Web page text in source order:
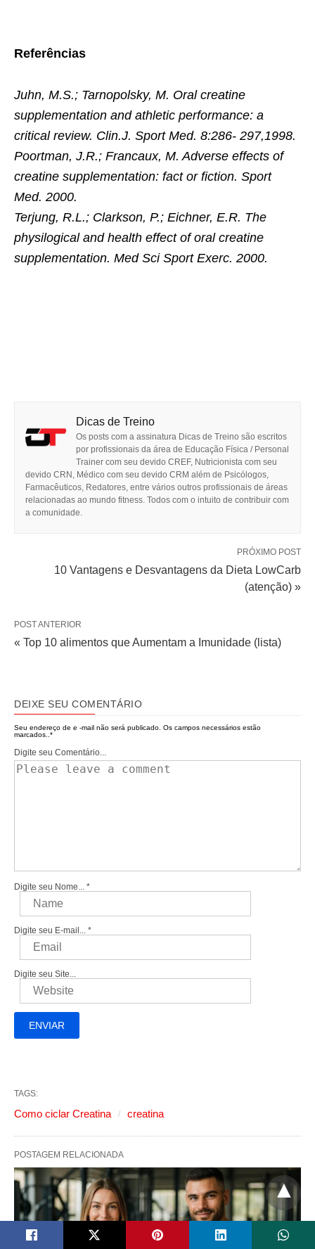
Referências
Juhn, M.S.; Tarnopolsky, M. Oral creatine
supplementation and athletic performance: a
critical review. Clin.J. Sport Med. 8:286- 297,1998.
Poortman, J.R.; Francaux, M. Adverse effects of
creatine supplementation: fact or fiction. Sport
Med. 2000.
Terjung, R.L.; Clarkson, P.; Eichner, E.R. The
physilogical and health effect of oral creatine
supplementation. Med Sci Sport Exerc. 2000.
Dicas de Treino
Os posts com a assinatura Dicas de Treino são escritos
por profissionais da área de Educação Física / Personal
Trainer com seu devido CREF, Nutricionista com seu
devido CRN, Médico com seu devido CRM além de Psicólogos,
Farmacêuticos, Redatores, entre vários outros profissionais de áreas
relacionadas ao mundo fitness. Todos com o intuito de contribuir com
a comunidade.
PRÓXIMO POST
10 Vantagens e Desvantagens da Dieta LowCarb
(atenção) »
POST ANTERIOR
« Top 10 alimentos que Aumentam a Imunidade (lista)
DEIXE SEU COMENTÁRIO
Seu endereço de e -mail não será publicado. Os campos necessários estão
marcados.. *
Digite seu Comentário...
Digite seu Nome... *
Digite seu E-mail... *
Digite seu Site...
TAGS:
Como ciclar Creatina creatina
POSTAGEM RELACIONADA